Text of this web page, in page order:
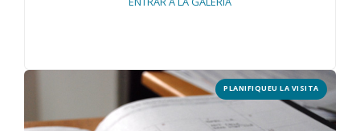
PLANIFIQUEU LA VISITA